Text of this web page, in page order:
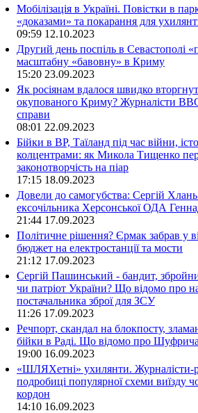
Мобілізація в Україні. Повістки в
«доказами» та покарання для
09:59 12.10.2023
Другий день поспіль в Севастополі
масштабну «бавовну» в Криму
15:20 23.09.2023
Як росіянам вдалося швидко
окупованого Криму? Журналісти
справи
08:01 22.09.2023
Бійки в ВР, Таїланд під час війни,
колцентрами: як Микола Тищенко
законотворчість на піар
17:15 18.09.2023
Довели до самогубства: Сергій
ексочільника Херсонської ОДА
21:44 17.09.2023
Політичне рішення? Єрмак забрав у
бюджет на електростанції та мости
21:12 17.09.2023
Сергій Пашинський - бандит,
чи патріот України? Що відомо про
постачальника зброї для ЗСУ
11:26 17.09.2023
Речпорт, скандал на блокпосту,
бійки в Раді. Що відомо про Шуфрича
19:00 16.09.2023
«ШЛЯХетні» ухилянти. Журналісти-
подробиці популярної схеми виїзду
кордон
14:10 16.09.2023